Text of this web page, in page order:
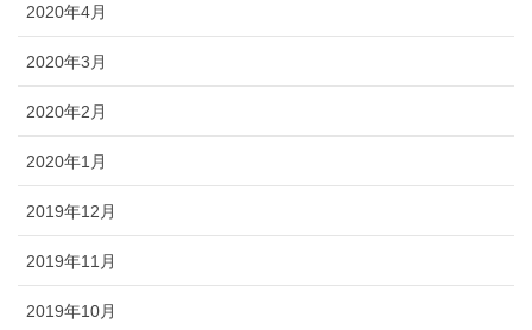
2020年4月
2020年3月
2020年2月
2020年1月
2019年12月
2019年11月
2019年10月